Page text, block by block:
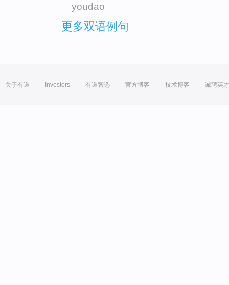
youdao
更多双语例句
关于有道 Investors 有道智选 官方博客 技术博客 诚聘英才